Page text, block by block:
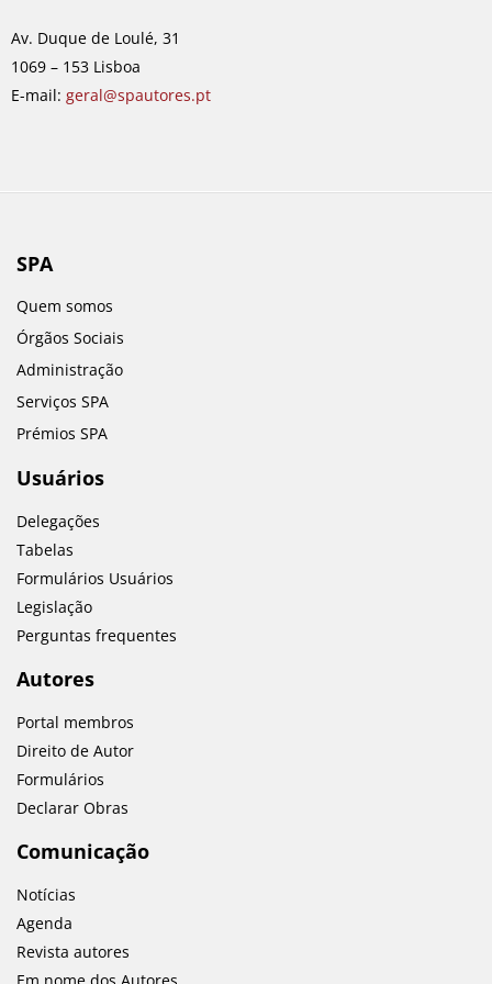
o
k
r
a
m
i
n
Av. Duque de Loulé, 31
1069 – 153 Lisboa
E-mail: geral@spautores.pt
SPA
Quem somos
Órgãos Sociais
Administração
Serviços SPA
Prémios SPA
Usuários
Delegações
Tabelas
Formulários Usuários
Legislação
Perguntas frequentes
Autores
Portal membros
Direito de Autor
Formulários
Declarar Obras
Comunicação
Notícias
Agenda
Revista autores